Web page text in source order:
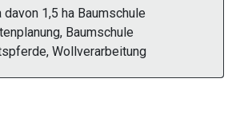
davon 1,5 ha Baumschule
Baumschule
Wollverarbeitung